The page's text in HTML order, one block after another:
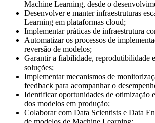
Machine Learning, desde o
Desenvolver e manter infraestruturas
Learning em plataformas cloud;
Implementar práticas de infraestrutura
Automatizar os processos de
reversão de modelos;
Garantir a fiabilidade, reprodutibilidade
soluções;
Implementar mecanismos de
feedback para acompanhar o
Identificar oportunidades de otimização
dos modelos em produção;
Colaborar com Data Scientists e Data